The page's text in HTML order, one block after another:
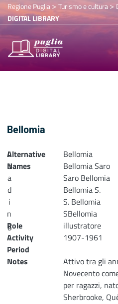
Regione Puglia> Turismo e cultura>
DIGITAL LIBRARY
Bellomia
L
o
a
d
i
n
g
...
Loading...
Alternative
Names
Bellomia
Bellomia Saro
Saro Bellomia
Bellomia S.
S. Bellomia
SBellomia
Role
illustratore
Activity
Period
1907-1961
Notes
Attivo tra gli
Novecento
per ragazzi,
Sherbrooke,